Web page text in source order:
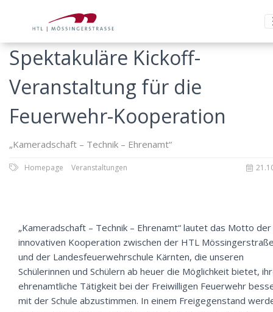
Spektakuläre Kickoff-
Veranstaltung für die
Feuerwehr-Kooperation
„Kameradschaft – Technik – Ehrenamt“
Homepage Veranstaltungen
„Kameradschaft – Technik – Ehrenamt“ lautet das Motto der
innovativen Kooperation zwischen der HTL
und der Landesfeuerwehrschule Kärnten, die unseren
Schülerinnen und Schülern ab heuer die Möglichkeit bietet,
ehrenamtliche Tätigkeit bei der Freiwilligen Feuerwehr
mit der Schule abzustimmen. In einem Freigegenstand